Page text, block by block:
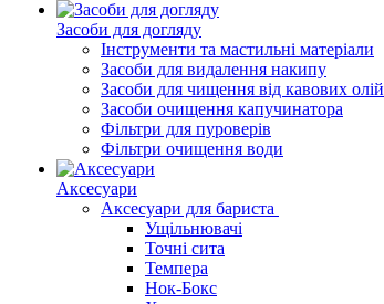
Засоби для догляду
Інструменти та мастильні матеріали
Засоби для видалення накипу
Засоби для чищення від кавових олій
Засоби очищення капучинатора
Фільтри для пуроверів
Фільтри очищення води
Аксесуари
Аксесуари для бариста
Ущільнювачі
Точні сита
Темпера
Нок-Бокс